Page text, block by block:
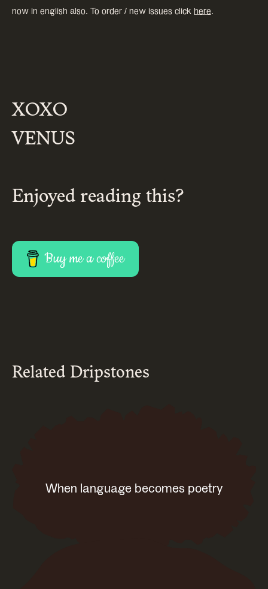
now in english also. To order / new issues click here
XOXO
VENUS
Enjoyed reading this?
Buy me a coffee
Related Dripstones
When language becomes poetry